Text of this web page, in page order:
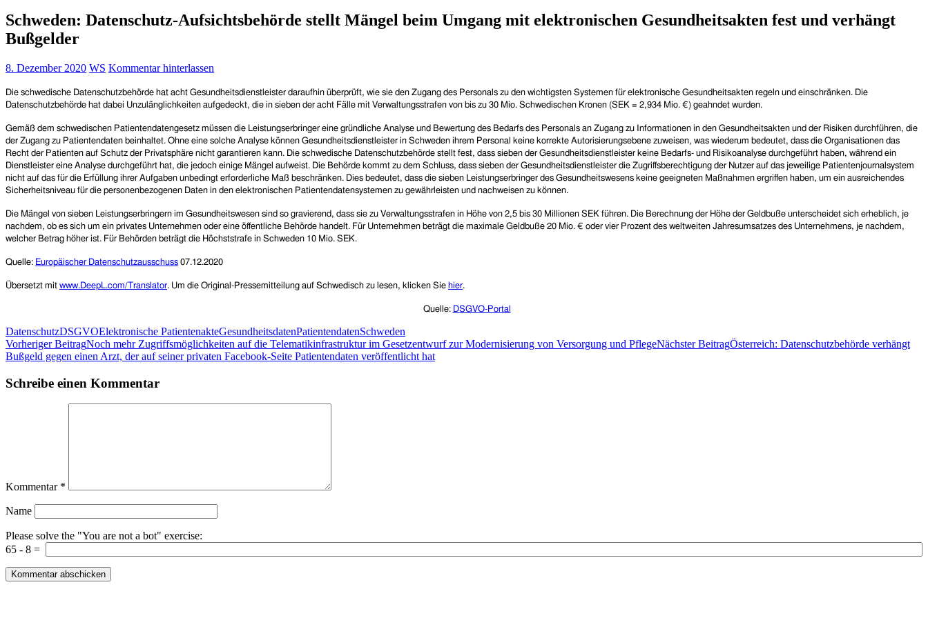
Schweden: Datenschutz-Aufsichtsbehörde stellt Mängel beim Umgang mit elektronischen Gesundheitsakten fest und verhängt
Bußgelder
8. Dezember 2020 WS Kommentar hinterlassen
Die schwedische Datenschutzbehörde hat acht Gesundheitsdienstleister daraufhin überprüft, wie sie den Zugang des Personals zu den wichtigsten Systemen für elektronische Gesundheitsakten regeln und einschränken. Die
Datenschutzbehörde hat dabei Unzulänglichkeiten aufgedeckt, die in sieben der acht Fälle mit Verwaltungsstrafen von bis zu 30 Mio. Schwedischen Kronen (SEK = 2,934 Mio. €) geahndet wurden.
Gemäß dem schwedischen Patientendatengesetz müssen die Leistungserbringer eine gründliche Analyse und Bewertung des Bedarfs des Personals an Zugang zu Informationen in den Gesundheitsakten und der Risiken durchführen, die
der Zugang zu Patientendaten beinhaltet. Ohne eine solche Analyse können Gesundheitsdienstleister in Schweden ihrem Personal keine korrekte Autorisierungsebene zuweisen, was wiederum bedeutet, dass die Organisationen das
Recht der Patienten auf Schutz der Privatsphäre nicht garantieren kann. Die schwedische Datenschutzbehörde stellt fest, dass sieben der Gesundheitsdienstleister keine Bedarfs- und Risikoanalyse durchgeführt haben, während ein
Dienstleister eine Analyse durchgeführt hat, die jedoch einige Mängel aufweist. Die Behörde kommt zu dem Schluss, dass sieben der Gesundheitsdienstleister die Zugriffsberechtigung der Nutzer auf das jeweilige Patientenjournalsystem
nicht auf das für die Erfüllung ihrer Aufgaben unbedingt erforderliche Maß beschränken. Dies bedeutet, dass die sieben Leistungserbringer des Gesundheitswesens keine geeigneten Maßnahmen ergriffen haben, um ein ausreichendes
Sicherheitsniveau für die personenbezogenen Daten in den elektronischen Patientendatensystemen zu gewährleisten und nachweisen zu können.
Die Mängel von sieben Leistungserbringern im Gesundheitswesen sind so gravierend, dass sie zu Verwaltungsstrafen in Höhe von 2,5 bis 30 Millionen SEK führen. Die Berechnung der Höhe der Geldbuße unterscheidet sich erheblich, je
nachdem, ob es sich um ein privates Unternehmen oder eine öffentliche Behörde handelt. Für Unternehmen beträgt die maximale Geldbuße 20 Mio. € oder vier Prozent des weltweiten Jahresumsatzes des Unternehmens, je nachdem,
welcher Betrag höher ist. Für Behörden beträgt die Höchststrafe in Schweden 10 Mio. SEK.
Quelle: Europäischer Datenschutzausschuss 07.12.2020
Übersetzt mit www.DeepL.com/Translator. Um die Original-Pressemitteilung auf Schwedisch zu lesen, klicken Sie hier.
Quelle: DSGVO-Portal
DatenschutzDSGVOElektronische PatientenakteGesundheitsdatenPatientendatenSchweden
Beitragsnavigation
Vorheriger BeitragNoch mehr Zugriffsmöglichkeiten auf die Telematikinfrastruktur im Gesetzentwurf zur Modernisierung von Versorgung und PflegeNächster BeitragÖsterreich: Datenschutzbehörde verhängt
Bußgeld gegen einen Arzt, der auf seiner privaten Facebook-Seite Patientendaten veröffentlicht hat
Schreibe einen Kommentar
Kommentar *
Name
Please solve the "You are not a bot" exercise:
65 - 8 =